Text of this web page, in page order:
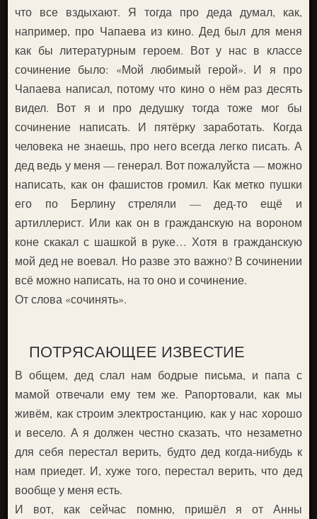
что все вздыхают. Я тогда про деда думал, как,
например, про Чапаева из кино. Дед был для меня
как бы литературным героем. Вот у нас в классе
сочинение было: «Мой любимый герой». И я про
Чапаева написал, потому что кино о нём раз десять
видел. Вот я и про дедушку тогда тоже мог бы
сочинение написать. И пятёрку заработать. Когда
человека не знаешь, про него всегда легко писать. А
дед ведь у меня — генерал. Вот пожалуйста — можно
написать, как он фашистов громил. Как метко пушки
его по Берлину стреляли — дед-то ещё и
артиллерист. Или как он в гражданскую на вороном
коне скакал с шашкой в руке… Хотя в гражданскую
мой дед не воевал. Но разве это важно? В сочинении
всё можно написать, на то оно и сочинение.
От слова «сочинять».
ПОТРЯСАЮЩЕЕ ИЗВЕСТИЕ
В общем, дед слал нам бодрые письма, и папа с
мамой отвечали ему тем же. Рапортовали, как мы
живём, как строим электростанцию, как у нас хорошо
и весело. А я должен честно сказать, что незаметно
для себя перестал верить, будто дед когда-нибудь к
нам приедет. И, хуже того, перестал верить, что дед
вообще у меня есть.
И вот, как сейчас помню, пришёл я от Анны